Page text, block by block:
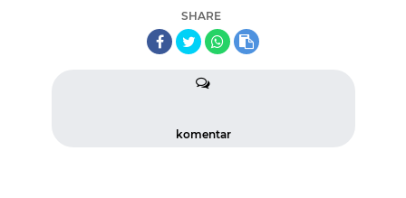
SHARE
komentar